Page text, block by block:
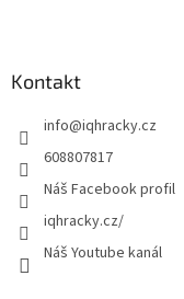
Kontakt
info@iqhracky.cz
608807817
Náš Facebook profil
iqhracky.cz/
Náš Youtube kanál